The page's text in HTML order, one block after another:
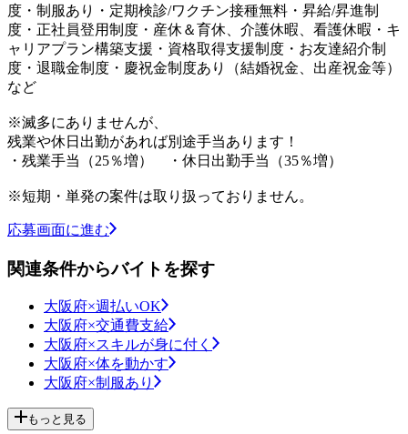
度・制服あり・定期検診/ワクチン接種無料・昇給/昇進制
度・正社員登用制度・産休＆育休、介護休暇、看護休暇・キ
ャリアプラン構築支援・資格取得支援制度・お友達紹介制
度・退職金制度・慶祝金制度あり（結婚祝金、出産祝金等）
など
※滅多にありませんが、
残業や休日出勤があれば別途手当あります！
・残業手当（25％増） ・休日出勤手当（35％増）
※短期・単発の案件は取り扱っておりません。
応募画面に進む
関連条件からバイトを探す
大阪府×週払いOK
大阪府×交通費支給
大阪府×スキルが身に付く
大阪府×体を動かす
大阪府×制服あり
もっと見る